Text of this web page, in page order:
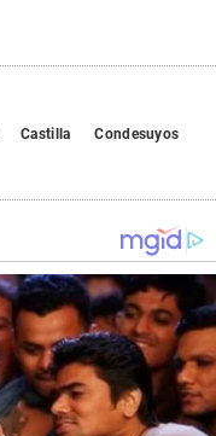
Castilla
Condesuyos